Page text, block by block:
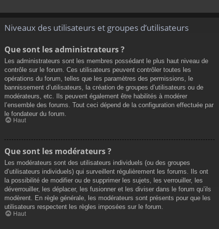
Niveaux des utilisateurs et groupes d’utilisateurs
Que sont les administrateurs ?
Les administrateurs sont les membres possédant le plus haut niveau de
contrôle sur le forum. Ces utilisateurs peuvent contrôler toutes les
opérations du forum, telles que les paramètres des permissions, le
bannissement d’utilisateurs, la création de groupes d’utilisateurs ou de
modérateurs, etc. Ils peuvent également être habilités à modérer
l’ensemble des forums. Tout ceci dépend de la configuration effectuée par
le fondateur du forum.
Haut
Que sont les modérateurs ?
Les modérateurs sont des utilisateurs individuels (ou des groupes
d’utilisateurs individuels) qui surveillent régulièrement les forums. Ils ont
la possibilité de modifier ou de supprimer les sujets, les verrouiller, les
déverrouiller, les déplacer, les fusionner et les diviser dans le forum qu’ils
modèrent. En règle générale, les modérateurs sont présents pour que les
utilisateurs respectent les règles imposées sur le forum.
Haut